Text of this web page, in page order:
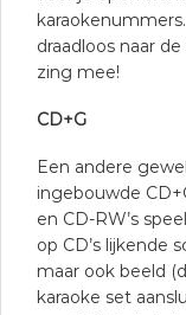
draadloos naar
zing mee!
CD+G
Een andere
ingebouwde
en CD-RW’s
op CD’s lijkende
maar ook beeld
karaoke set